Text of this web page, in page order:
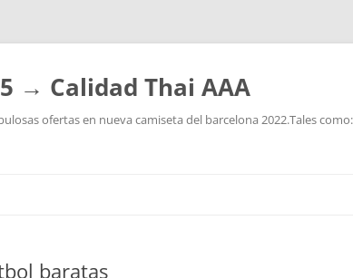
→ Calidad Thai AAA
ofertas en nueva camiseta del barcelona 2022.Tales
baratas